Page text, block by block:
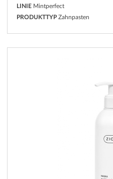
LINIE Mintperfect
PRODUKTTYP Zahnpasten